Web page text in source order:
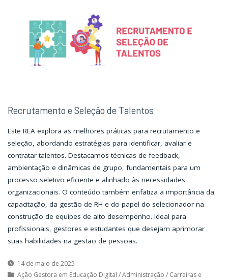
Recrutamento e Seleção de Talentos
Este REA explora as melhores práticas para recrutamento e
seleção, abordando estratégias para identificar, avaliar e
contratar talentos. Destacamos técnicas de feedback,
ambientação e dinâmicas de grupo, fundamentais para um
processo seletivo eficiente e alinhado às necessidades
organizacionais. O conteúdo também enfatiza a importância da
capacitação, da gestão de RH e do papel do selecionador na
construção de equipes de alto desempenho. Ideal para
profissionais, gestores e estudantes que desejam aprimorar
suas habilidades na gestão de pessoas.
14 de maio de 2025
Ação Gestora em Educação Digital /Administração / Carreiras e